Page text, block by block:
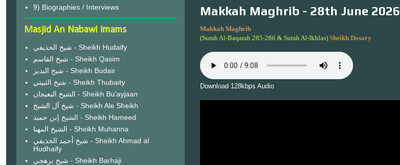
Makkah Maghrib - 28th June 2026
Makkah Maghrib
(Surah Al-Baqarah 285-286 & Surah Al-Ikhlas) Sheikh Dosary
Download 128kbps Audio
9) Biographies / Interviews
Masjid An Nabawi Imams
شيخ الحذيفي - Sheikh Hudaify
شيخ القاسم - Sheikh Qasim
شيخ البدير - Sheikh Budair
شيخ الثبيتي - Sheikh Thubaity
الشيخ البعيجان - Sheikh Bu'ayjaan
شيخ آل الشيخ - Sheikh Ale Sheikh
الشيخ إبن حميد - Sheikh Hameed
الشيخ المهنا - Sheikh Muhanna
شيخ أحمد الحذيفي - Sheikh Ahmad al
Hudhaify
شيخ برهجي - Sheikh Barhaji